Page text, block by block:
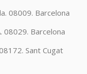
08009. Barcelona
08029. Barcelona
Sant Cugat